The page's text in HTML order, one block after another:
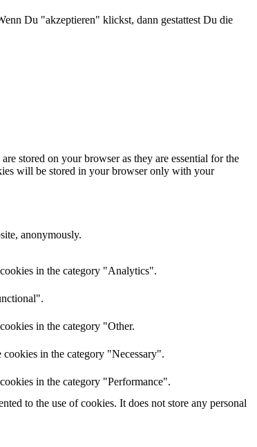
Du "akzeptieren" klickst, dann gestattest Du die
stored on your browser as they are essential for the
will be stored in your browser only with your
anonymously.
in the category "Analytics".
in the category "Other.
in the category "Necessary".
in the category "Performance".
to the use of cookies. It does not store any personal